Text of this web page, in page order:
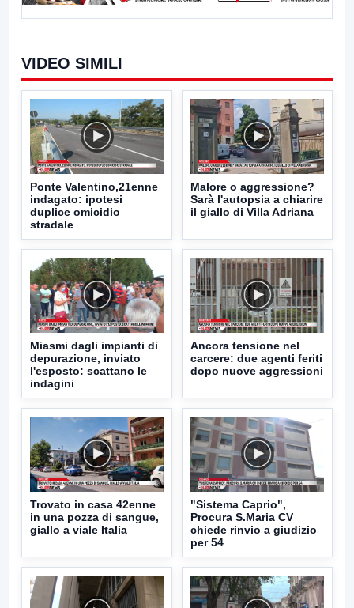
VIDEO SIMILI
Ponte Valentino,21enne
indagato: ipotesi
duplice omicidio
stradale
Malore o aggressione?
Sarà l'autopsia a chiarire
il giallo di Villa Adriana
Miasmi dagli impianti di
depurazione, inviato
l'esposto: scattano le
indagini
Ancora tensione nel
carcere: due agenti feriti
dopo nuove aggressioni
Trovato in casa 42enne
in una pozza di sangue,
giallo a viale Italia
"Sistema Caprio",
Procura S.Maria CV
chiede rinvio a giudizio
per 54